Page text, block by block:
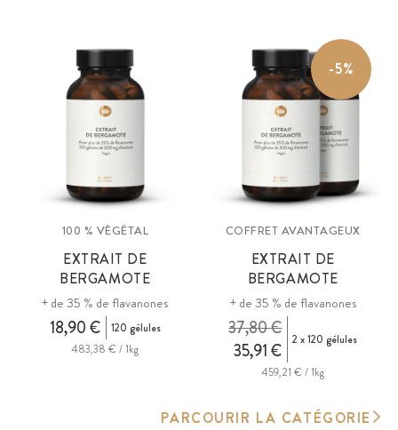
100 % VÉGÉTAL
EXTRAIT DE
BERGAMOTE
+ de 35 % de flavanones
18,90 €
120 gélules
483,38 € / 1kg
-5%
COFFRET AVANTAGEUX
EXTRAIT DE
BERGAMOTE
+ de 35 % de flavanones
35,91 €
37,80 € 2 x 120 gélules
459,21 € / 1kg
PARCOURIR LA CATÉGORIE